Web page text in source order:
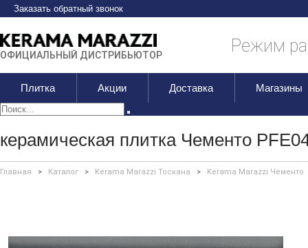
Заказать обратный звонок
ОФИЦИАЛЬНЫЙ ДИСТРИБЬЮТОР Режим
Плитка Акции Доставка Магазины
керамическая плитка Чементо
Главная > Каталог > Kerama Marazzi Тоскана > Kerama Marazzi Чементо